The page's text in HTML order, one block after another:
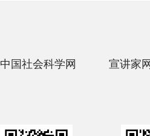
中国社会科学网 宣讲家